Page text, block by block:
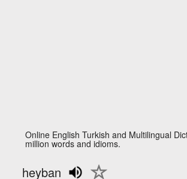
Online English Turkish and Multilingual
million words and idioms.
heyban